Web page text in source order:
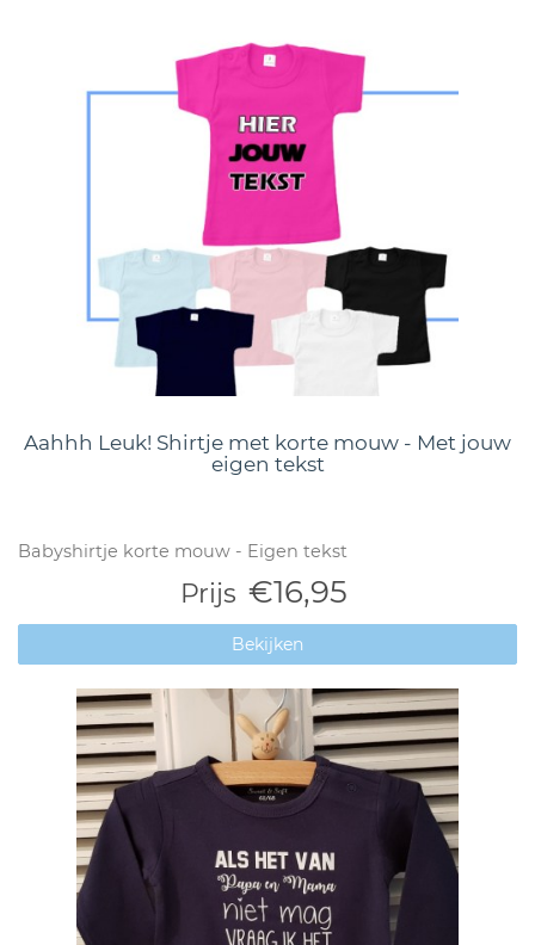
Aahhh Leuk! Shirtje met korte mouw - Met jouw
eigen tekst
Babyshirtje korte mouw - Eigen tekst
Prijs €16,95
Bekijken